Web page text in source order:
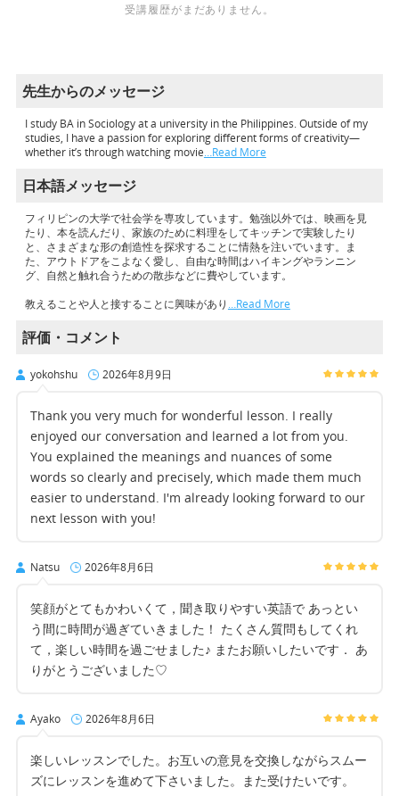
受講履歴がまだありません。
先生からのメッセージ
I study BA in Sociology at a university in the Philippines. Outside of my
studies, I have a passion for exploring different forms of creativity—
whether it’s through watching movie…Read More
日本語メッセージ
フィリピンの大学で社会学を専攻しています。勉強以外では、映画を見
たり、本を読んだり、家族のために料理をしてキッチンで実験したり
と、さまざまな形の創造性を探求することに情熱を注いでいます。ま
た、アウトドアをこよなく愛し、自由な時間はハイキングやランニン
グ、自然と触れ合うための散歩などに費やしています。
教えることや人と接することに興味があり …Read More
評価・コメント
yokohshu 2026年8月9日
Thank you very much for wonderful lesson. I really
enjoyed our conversation and learned a lot from you.
You explained the meanings and nuances of some
words so clearly and precisely, which made them much
easier to understand. I'm already looking forward to our
next lesson with you!
Natsu 2026年8月6日
笑顔がとてもかわいくて，聞き取りやすい英語で あっとい
う間に時間が過ぎていきました！ たくさん質問もしてくれ
て，楽しい時間を過ごせました♪ またお願いしたいです． あ
りがとうございました♡
Ayako 2026年8月6日
楽しいレッスンでした。お互いの意見を交換しながらスムー
ズにレッスンを進めて下さいました。また受けたいです。